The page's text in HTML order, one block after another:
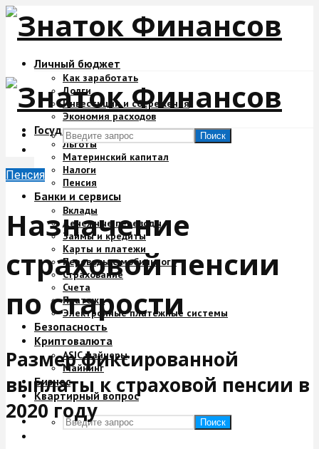
Личный бюджет
Как заработать
Долги
Инвестиции и сбережения
Экономия расходов
Государство и деньги
Льготы
Материнский капитал
Налоги
Пенсия
Банки и сервисы
Вклады
Денежные переводы
Займы и кредиты
Карты и платежи
Переводы с мобильного
Страхование
Счета
Платежи
Электронные платежные системы
Безопасность
Криптовалюта
ASIC майнеры
Майнинг
Бизнес
Квартирный вопрос
Поиск
Поиск
Пенсия
Назначение
страховой пенсии
по старости
Размер фиксированной
выплаты к страховой пенсии в
2020 году